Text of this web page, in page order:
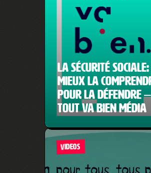
La sécurité sociale:
mieux la
pour la défendre –
Tout Va Bien Média
VIDEOS